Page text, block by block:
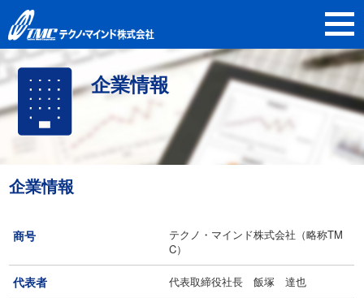
企業情報
企業情報
商号
テクノ・マインド株式会社（略称TM
C）
代表者 代表取締役社長 飯塚 達也